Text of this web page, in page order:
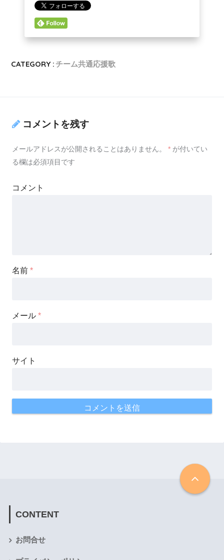
CATEGORY : チーム共通応援歌
コメントを残す
メールアドレスが公開されることはありません。 * が付いてい
る欄は必須項目です
コメント
名前 *
メール *
サイト
CONTENT
お問合せ